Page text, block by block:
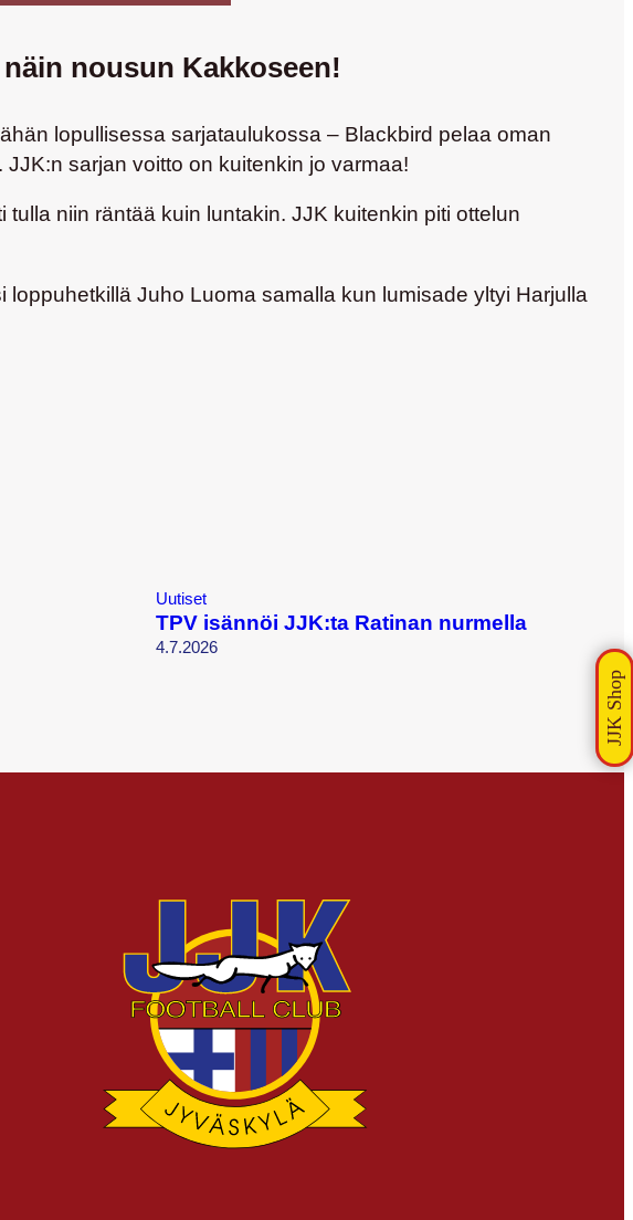
nousun Kakkoseen!
lopullisessa sarjataulukossa – Blackbird pelaa oman
sarjan voitto on kuitenkin jo varmaa!
niin räntää kuin luntakin. JJK kuitenkin piti ottelun
loppuhetkillä Juho Luoma samalla kun lumisade yltyi Harjulla
Uutiset
TPV isännöi JJK:ta Ratinan nurmella
4.7.2026